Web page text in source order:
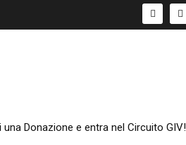
una Donazione e entra nel Circuito GIV!